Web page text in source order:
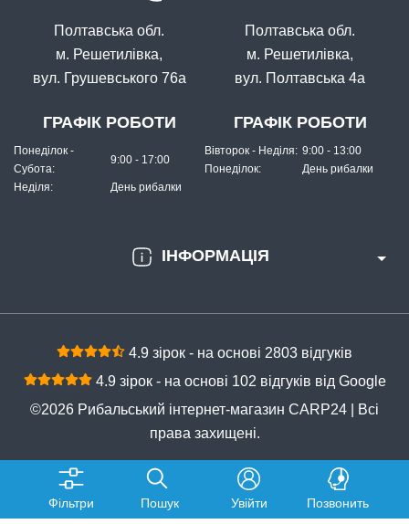
Фільтри Пошук Увійти Позвонить
ІНФОРМАЦІЯ
Полтавська обл.
м. Решетилівка,
вул. Грушевського 76а
ГРАФІК РОБОТИ
Понеділок -
Субота:
9:00 - 17:00
Неділя: День рибалки
Полтавська обл.
м. Решетилівка,
вул. Полтавська 4а
ГРАФІК РОБОТИ
Вівторок - Неділя: 9:00 - 13:00
Понеділок:
День рибалки
4.9 зірок - на основі 2803 відгуків
4.9 зірок - на основі 102 відгуків від Google
©2026 Рибальський інтернет-магазин CARP24 | Всі
права захищені.